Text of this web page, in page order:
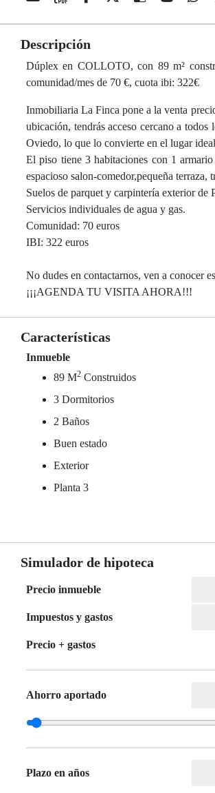
Descripción
Dúplex en COLLOTO, con 89 m²
comunidad/mes de 70 €, cuota ibi: 322€
Inmobiliaria La Finca pone a la venta
ubicación, tendrás acceso cercano a todos
Oviedo, lo que lo convierte en el lugar
El piso tiene 3 habitaciones con 1
espacioso salon-comedor,pequeña terraza,
Suelos de parquet y carpintería exterior de
Servicios individuales de agua y gas.
Comunidad: 70 euros
IBI: 322 euros
No dudes en contactarnos, ven a conocer
¡¡¡AGENDA TU VISITA AHORA!!!
Características
Inmueble
89 M2 Construidos
3 Dormitorios
2 Baños
Buen estado
Exterior
Planta 3
Simulador de hipoteca
Precio inmueble
Impuestos y gastos
Precio + gastos
Ahorro aportado
Plazo en años